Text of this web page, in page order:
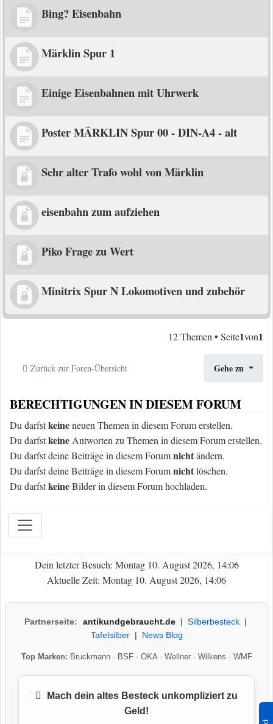
Bing? Eisenbahn
Märklin Spur 1
Einige Eisenbahnen mit Uhrwerk
Poster MÄRKLIN Spur 00 - DIN-A4 - alt
Sehr alter Trafo wohl von Märklin
eisenbahn zum aufziehen
Piko Frage zu Wert
Minitrix Spur N Lokomotiven und zubehör
12 Themen • Seite1von1
Zurück zur Foren-Übersicht Gehe zu
BERECHTIGUNGEN IN DIESEM FORUM
Du darfstkeineneuen Themen in diesem Forum erstellen.
Du darfstkeine Antworten zu Themen in diesem Forum erstellen.
Du darfst deine Beiträge in diesem Forumnichtändern.
Du darfst deine Beiträge in diesem Forumnichtlöschen.
Du darfstkeineBilder in diesem Forum hochladen.
Dein letzter Besuch: Montag 10. August 2026, 14:06
Aktuelle Zeit: Montag 10. August 2026, 14:06
Partnerseite: antikundgebraucht.de| Silberbesteck|
Tafelsilber| News Blog
Top Marken: Bruckmann· BSF· OKA· Wellner· Wilkens · WMF
Mach dein altes Besteck unkompliziert zu
Geld!